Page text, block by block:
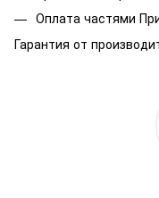
Оплата частями
Гарантия от